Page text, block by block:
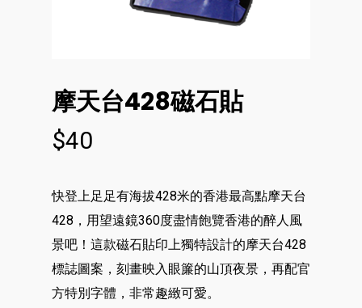
摩天台428磁石貼
$40
快登上足足有海拔428米的香港最高點摩天台
428，用望遠鏡360度盡情飽覽香港的醉人風
景吧！這款磁石貼印上獨特設計的摩天台428
標誌圖案，刻畫映入眼簾的山頂夜景，再配官
方特別字體，非常趣緻可愛。